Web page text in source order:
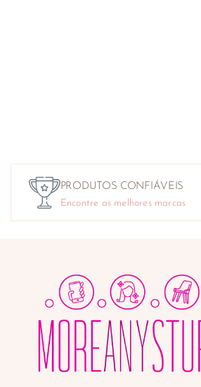
PRODUTOS CONFIÁVEIS
Encontre as melhores marcas